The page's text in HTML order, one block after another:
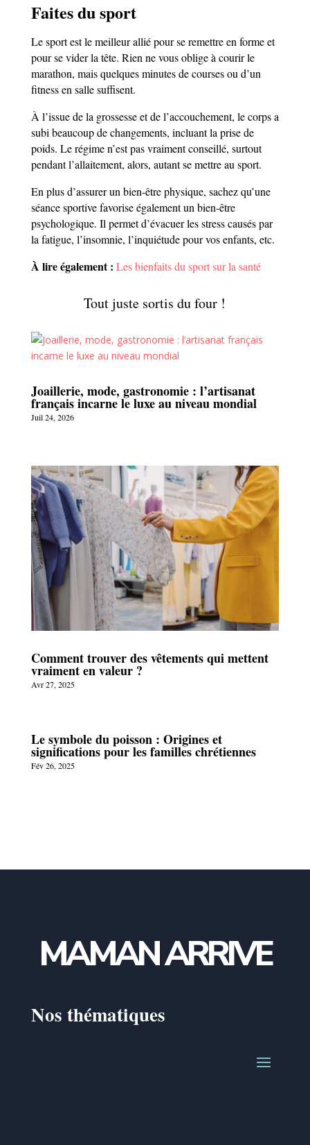
Faites du sport
Le sport est le meilleur allié pour se remettre en forme et
pour se vider la tête. Rien ne vous oblige à courir le
marathon, mais quelques minutes de courses ou d’un
fitness en salle suffisent.
À l’issue de la grossesse et de l’accouchement, le corps a
subi beaucoup de changements, incluant la prise de
poids. Le régime n’est pas vraiment conseillé, surtout
pendant l’allaitement, alors, autant se mettre au sport.
En plus d’assurer un bien-être physique, sachez qu’une
séance sportive favorise également un bien-être
psychologique. Il permet d’évacuer les stress causés par
la fatigue, l’insomnie, l’inquiétude pour vos enfants, etc.
À lire également : Les bienfaits du sport sur la santé
Tout juste sortis du four !
Joaillerie, mode, gastronomie : l’artisanat
français incarne le luxe au niveau mondial
Juil 24, 2026
Comment trouver des vêtements qui mettent
vraiment en valeur ?
Avr 27, 2025
Le symbole du poisson : Origines et
significations pour les familles chrétiennes
Fév 26, 2025
MAMAN ARRIVE
Nos thématiques